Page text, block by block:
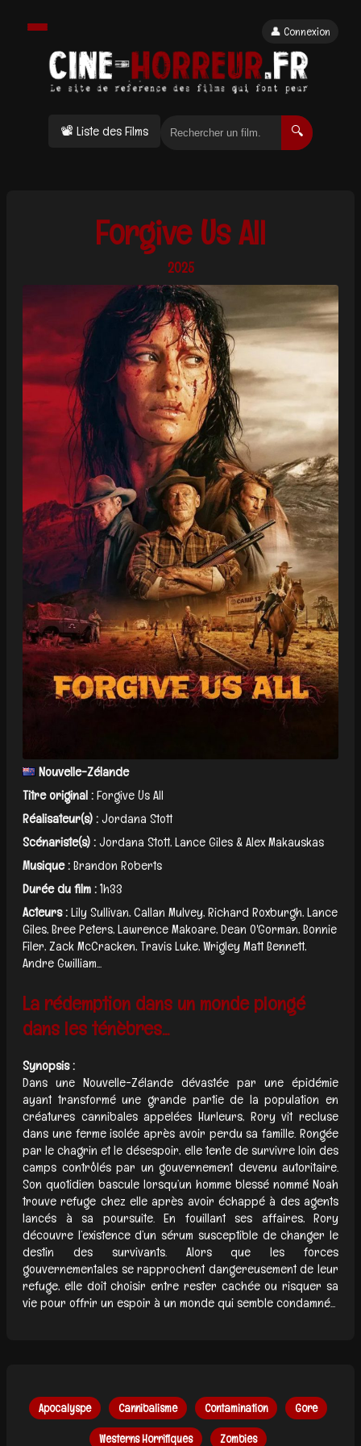
📽 Liste des Films 🔍
👤 Connexion
Forgive Us All
2025
Nouvelle-Zélande
Titre original :Forgive Us All
Réalisateur(s) :Jordana Stott
Scénariste(s) :Jordana Stott, Lance Giles & Alex Makauskas
Musique :Brandon Roberts
Durée du film :1h33
Acteurs :Lily Sullivan, Callan Mulvey, Richard Roxburgh, Lance
Giles, Bree Peters, Lawrence Makoare, Dean O'Gorman, Bonnie
Filer, Zack McCracken, Travis Luke, Wrigley Matt Bennett,
Andre Gwilliam...
La rédemption dans un monde plongé
dans les ténèbres...
Synopsis :
Dans une Nouvelle-Zélande dévastée par une épidémie
ayant transformé une grande partie de la population en
créatures cannibales appelées Hurleurs, Rory vit recluse
dans une ferme isolée après avoir perdu sa famille. Rongée
par le chagrin et le désespoir, elle tente de survivre loin des
camps contrôlés par un gouvernement devenu autoritaire.
Son quotidien bascule lorsqu’un homme blessé nommé Noah
trouve refuge chez elle après avoir échappé à des agents
lancés à sa poursuite. En fouillant ses affaires, Rory
découvre l’existence d’un sérum susceptible de changer le
destin des survivants. Alors que les forces
gouvernementales se rapprochent dangereusement de leur
refuge, elle doit choisir entre rester cachée ou risquer sa
vie pour offrir un espoir à un monde qui semble condamné...
Apocalyspe Cannibalisme Contamination Gore
Westerns Horrifiques Zombies